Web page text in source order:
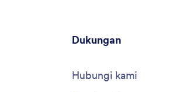
Dukungan
Hubungi kami